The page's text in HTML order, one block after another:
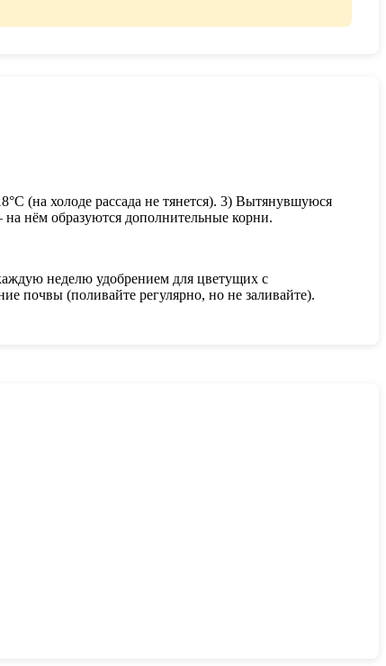
(на холоде рассада не тянется). 3) Вытянувшуюся
нём образуются дополнительные корни.
неделю удобрением для цветущих с
почвы (поливайте регулярно, но не заливайте).